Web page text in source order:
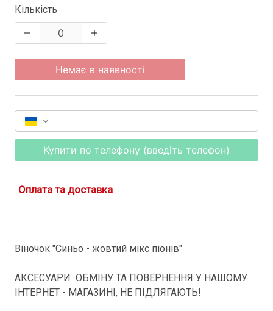
Кількість
Немає в наявності
Купити по телефону (введіть телефон)
Оплата та доставка
Віночок "Синьо - жовтий мікс піонів"
АКСЕСУАРИ ОБМІНУ ТА ПОВЕРНЕННЯ У НАШОМУ
ІНТЕРНЕТ - МАГАЗИНІ, НЕ ПІДЛЯГАЮТЬ!